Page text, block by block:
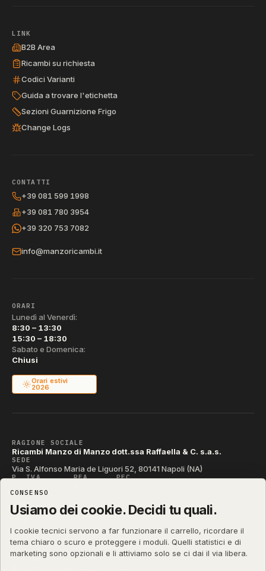
LINK
B2B Area
Ricambi su richiesta
Codici Varianti
Guida a trovare l'etichetta
Sezioni Guarnizione Frigo
Change Logs
CONTATTI
+39 081 599 1998
+39 081 780 3954
+39 320 753 7082
info@manzoricambi.it
ORARI
Lunedì al Venerdì:
8:30 – 13:30
15:30 – 18:30
Sabato e Domenica:
Chiusi
Orari estivi
2026
RAGIONE SOCIALE
Ricambi Manzo di Manzo dott.ssa Raffaella & C. s.a.s.
SEDE
Via S. Alfonso Maria de Liguori 52, 80141 Napoli (NA)
P. IVA REA PEC
CODICE SDI
T04ZHR3
shop.manzoricambi.it
CONSENSO
Usiamo dei cookie. Decidi tu quali.
I cookie tecnici servono a far funzionare il carrello, ricordare il
tema chiaro o scuro e proteggere i moduli. Quelli statistici e di
marketing sono opzionali e li attiviamo solo se ci dai il via libera.